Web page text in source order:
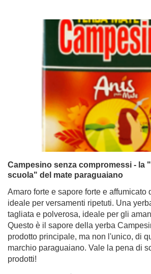
Campesino senza compromessi - la
scuola" del mate paraguaiano
Amaro forte e sapore forte e affumicato
ideale per versamenti ripetuti. Una
tagliata e polverosa, ideale per gli
Questo è il sapore della yerba
prodotto principale, ma non l'unico, di
marchio paraguaiano. Vale la pena di
prodotti!